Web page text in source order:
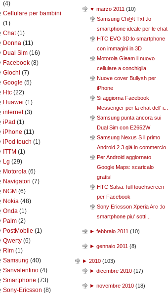
(4)
Cellulare per bambini
(1)
Chat(1)
Donna (11)
Dual Sim (16)
Facebook (8)
Giochi (7)
Google (5)
Htc (22)
Huawei (1)
internet(3)
iPad (1)
iPhone (11)
iPod touch (1)
ITTM (1)
Lg (29)
Motorola (6)
Navigatori (7)
NGM (6)
Nokia (48)
Onda (1)
Palm (2)
PostMobile (1)
Qwerty (6)
Rim (1)
Samsung (40)
Sanvalentino (4)
Smartphone (73)
Sony-Ericsson (8)
▼ marzo 2011 (10)
Samsung Ch@t Txt :lo
smartphone ideale per le chat
HTC EVO 3D:lo smartphone
con immagini in 3D
Motorola Gleam il nuovo
cellulare a conchiglia
Nuove cover Bullysh per
iPhone
Si aggiorna Facebook
Messenger per la chat dell' i...
Samsung punta ancora sui
Dual Sim con E2652W
Samsung Nexus S il primo
Android 2.3 già in commercio
Per Android aggiornato
Google Maps: scaricalo
gratis!
HTC Salsa: full touchscreen
per Facebook
Sony Ericsson Xperia Arc :lo
smartphone piu' sotti...
► febbraio 2011 (10)
► gennaio 2011 (8)
► 2010 (103)
► dicembre 2010 (17)
► novembre 2010 (18)